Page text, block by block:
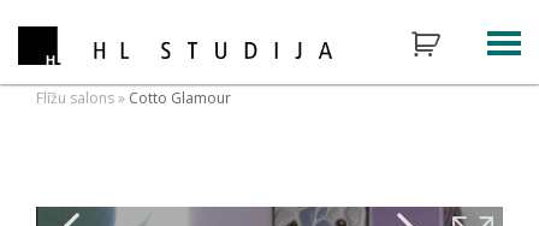
Flīžu salons» Cotto Glamour